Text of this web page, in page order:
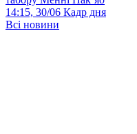
14:15, 30/06 Кадр дня
Всі новини